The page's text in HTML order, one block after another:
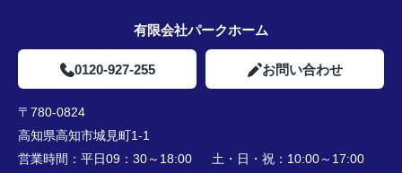
有限会社パークホーム
0120-927-255 お問い合わせ
〒780-0824
高知県高知市城見町1-1
営業時間： 平日09：30～18:00 土・日・祝：10:00～17:00